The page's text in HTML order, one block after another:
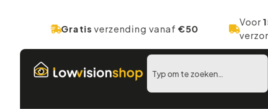
Gratis verzending vanaf €50
Voor